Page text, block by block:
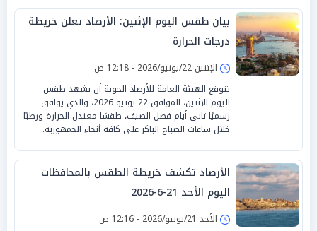
بيان طقس اليوم الإثنين: الأرصاد تعلن خريطة
درجات الحرارة
الإثنين 22/يونيو/2026 - 12:18 ص
تتوقع الهيئة العامة للأرصاد الجوية أن يشهد طقس
اليوم الإثنين، الموافق 22 يونيو 2026، والذي يوافق
رسميًا ثاني أيام فصل الصيف، طقسًا معتدل الحرارة ورطبًا
خلال ساعات الصباح الباكر على كافة أنحاء الجمهورية.
الأرصاد تكشف خريطة الطقس بالمحافظات
اليوم الأحد 21-6-2026
الأحد 21/يونيو/2026 - 12:16 ص